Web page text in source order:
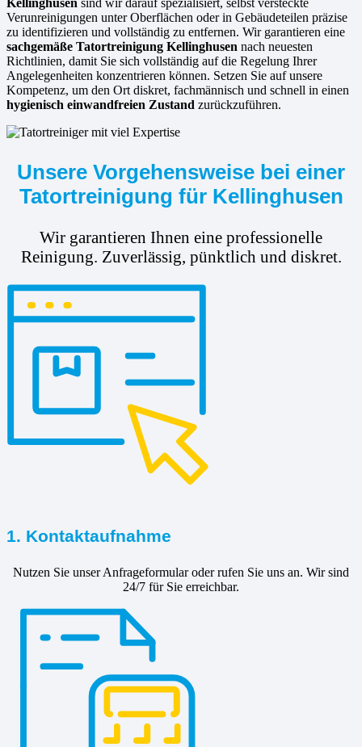
Verunreinigungen unter Oberflächen oder in Gebäudeteilen präzise
zu identifizieren und vollständig zu entfernen. Wir garantieren eine
sachgemäße Tatortreinigung Kellinghusen nach neuesten
Richtlinien, damit Sie sich vollständig auf die Regelung Ihrer
Angelegenheiten konzentrieren können. Setzen Sie auf unsere
Kompetenz, um den Ort diskret, fachmännisch und schnell in einen
hygienisch einwandfreien Zustand zurückzuführen.
Unsere Vorgehensweise bei einer
Tatortreinigung für Kellinghusen
Wir garantieren Ihnen eine professionelle
Reinigung. Zuverlässig, pünktlich und diskret.
1. Kontaktaufnahme
Nutzen Sie unser Anfrageformular oder rufen Sie uns an. Wir sind
24/7 für Sie erreichbar.